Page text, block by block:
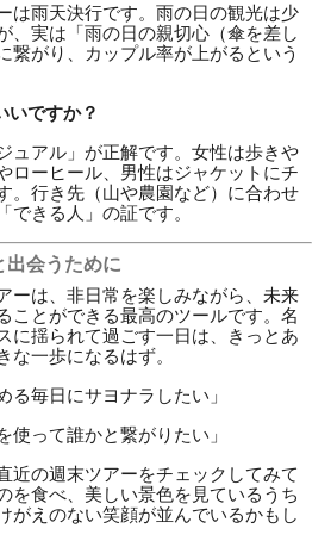
は雨天決行です。雨の日の観光は少
、実は「雨の日の親切心（傘を差し
繋がり、カップル率が上がるという
いですか？
ュアル」が正解です。女性は歩きや
ローヒール、男性はジャケットにチ
。行き先（山や農園など）に合わせ
できる人」の証です。
出会うために
ーは、非日常を楽しみながら、未来
ことができる最高のツールです。名
に揺られて過ごす一日は、きっとあ
な一歩になるはず。
る毎日にサヨナラしたい」
使って誰かと繋がりたい」
近の週末ツアーをチェックしてみて
を食べ、美しい景色を見ているうち
がえのない笑顔が並んでいるかもし